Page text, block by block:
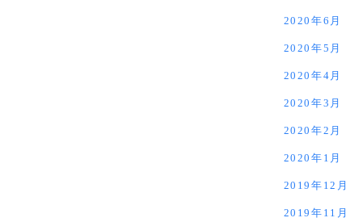
2020年6月
2020年5月
2020年4月
2020年3月
2020年2月
2020年1月
2019年12月
2019年11月